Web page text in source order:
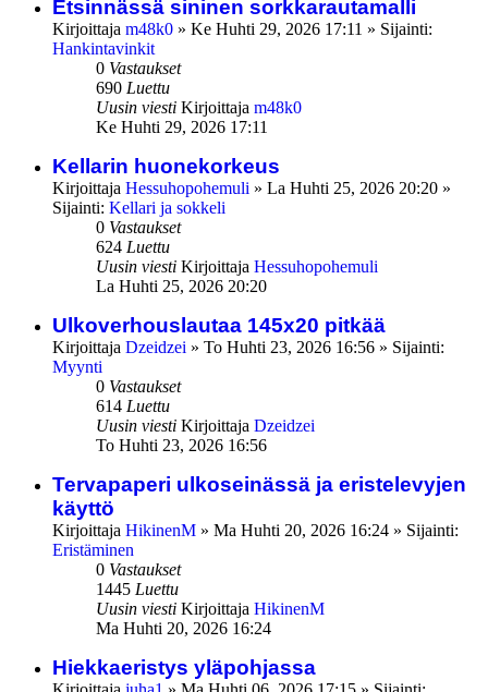
Etsinnässä sininen sorkkarautamalli
Kirjoittaja m48k0 » Ke Huhti 29, 2026 17:11 » Sijainti:
Hankintavinkit
0 Vastaukset
690 Luettu
Uusin viesti Kirjoittaja m48k0
Ke Huhti 29, 2026 17:11
Kellarin huonekorkeus
Kirjoittaja Hessuhopohemuli » La Huhti 25, 2026 20:20 »
Sijainti: Kellari ja sokkeli
0 Vastaukset
624 Luettu
Uusin viesti Kirjoittaja Hessuhopohemuli
La Huhti 25, 2026 20:20
Ulkoverhouslautaa 145x20 pitkää
Kirjoittaja Dzeidzei » To Huhti 23, 2026 16:56 » Sijainti:
Myynti
0 Vastaukset
614 Luettu
Uusin viesti Kirjoittaja Dzeidzei
To Huhti 23, 2026 16:56
Tervapaperi ulkoseinässä ja eristelevyjen
käyttö
Kirjoittaja HikinenM » Ma Huhti 20, 2026 16:24 » Sijainti:
Eristäminen
0 Vastaukset
1445 Luettu
Uusin viesti Kirjoittaja HikinenM
Ma Huhti 20, 2026 16:24
Hiekkaeristys yläpohjassa